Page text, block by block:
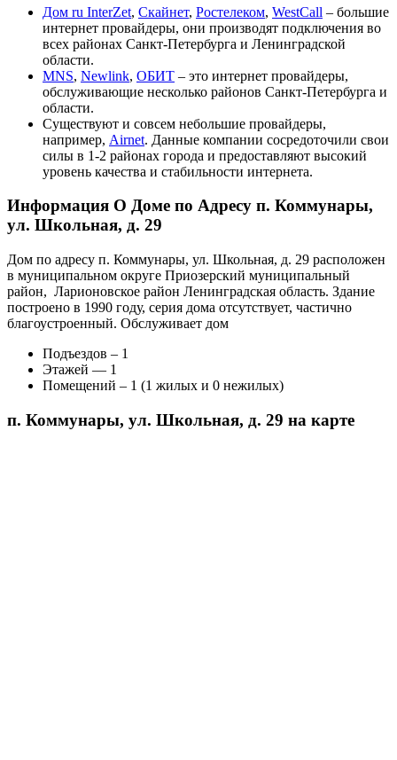
Дом ru InterZet, Скайнет, Ростелеком, WestCall – большие
интернет провайдеры, они производят подключения во
всех районах Санкт-Петербурга и Ленинградской
области.
MNS, Newlink, ОБИТ – это интернет провайдеры,
обслуживающие несколько районов Санкт-Петербурга и
области.
Существуют и совсем небольшие провайдеры,
например, Airnet. Данные компании сосредоточили свои
силы в 1-2 районах города и предоставляют высокий
уровень качества и стабильности интернета.
Информация О Доме по Адресу п. Коммунары,
ул. Школьная, д. 29
Дом по адресу п. Коммунары, ул. Школьная, д. 29 расположен
в муниципальном округе Приозерский муниципальный
район, Ларионовское район Ленинградская область. Здание
построено в 1990 году, серия дома отсутствует, частично
благоустроенный. Обслуживает дом
Подъездов – 1
Этажей — 1
Помещений – 1 (1 жилых и 0 нежилых)
п. Коммунары, ул. Школьная, д. 29 на карте